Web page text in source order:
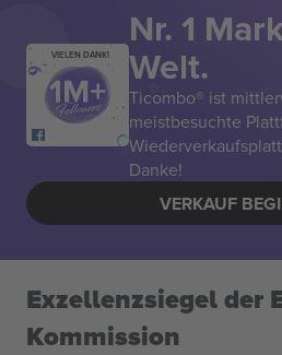
VIELEN DANK!
Nr. 1
Welt.
Ticombo® ist
meistbesuchte
Danke!
VERKAUF
Exzellenzsiegel der
Kommission